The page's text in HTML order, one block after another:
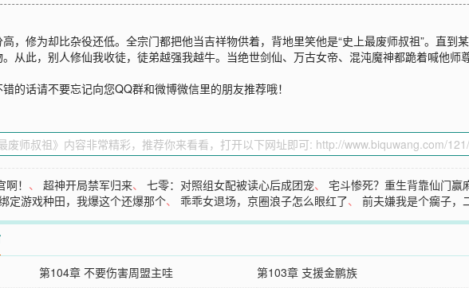
，修为却比杂役还低。全宗门都把他当吉祥物供着，背地里笑他是“史上最废师叔祖”。直到
从此，别人修仙我收徒，徒弟越强我越牛。当绝世剑仙、万古女帝、混沌魔神都跪着喊他师
的话请不要忘记向您QQ群和微博微信里的朋友推荐哦！
！ 、超神开局禁军归来、七零：对照组女配被读心后成团宠、宅斗惨死？重生背靠仙门赢
定游戏种田，我爆这个还爆那个、乖乖女退场，京圈浪子怎么眼红了、前夫嫌我是个瘸子，
第104章 不要伤害周盟主哇 第103章 支援金鹏族